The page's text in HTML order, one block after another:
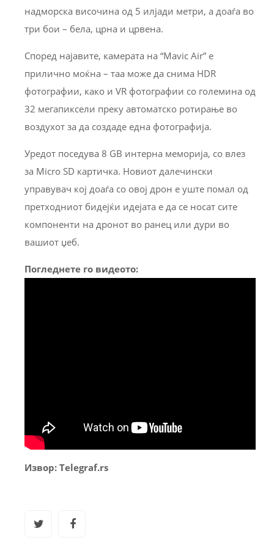
надморска височина од 5 илјади метри, а доаѓа во
три бои – бела, црна и црвена.
Според најавите, камерата на “Mavic Air” е
прилично моќна – таа може да снима HDR
фотографии, како и VR фотографии со големина од
32 мегапиксели преку автоматско ротирање во
воздухот за да создаде една фотографија.
Уредот поседува 8 GB интерна меморија, со влез
за Micro SD картичка. Новиот далечински
управувач кој доаѓа со овој дрон е уште помал од
претходниот бидејќи идејата е да се носат сите
компоненти на дронот во ранец или дури во
вашиот џеб.
Погледнете го видеото:
Извор: Telegraf.rs